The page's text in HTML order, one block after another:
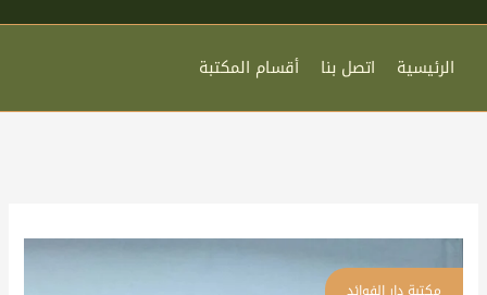
الرئيسية اتصل بنا أقسام المكتبة